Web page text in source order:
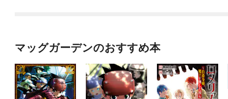
マッグガーデンのおすすめ本